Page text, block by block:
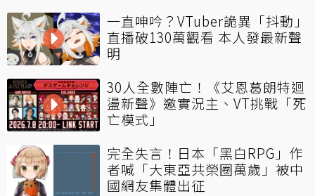
一直呻吟？VTuber詭異「抖動」
直播破130萬觀看 本人發最新聲
明
30人全數陣亡！《艾恩葛朗特迴
盪新聲》邀實況主、VT挑戰「死
亡模式」
完全失言！日本「黑白RPG」作
者喊「大東亞共榮圈萬歲」被中
國網友集體出征